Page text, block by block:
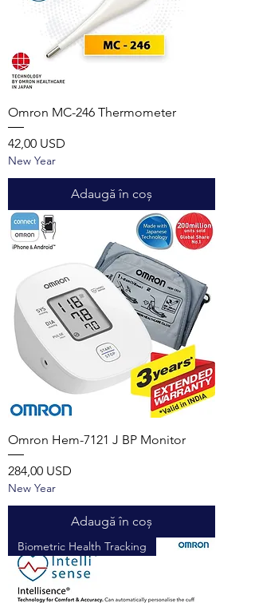
Omron MC-246 Thermometer
Preț
42,00 USD
New Year
Adaugă în coș
Omron Hem-7121 J BP Monitor
Preț
284,00 USD
New Year
Adaugă în coș
Biometric Health Tracking